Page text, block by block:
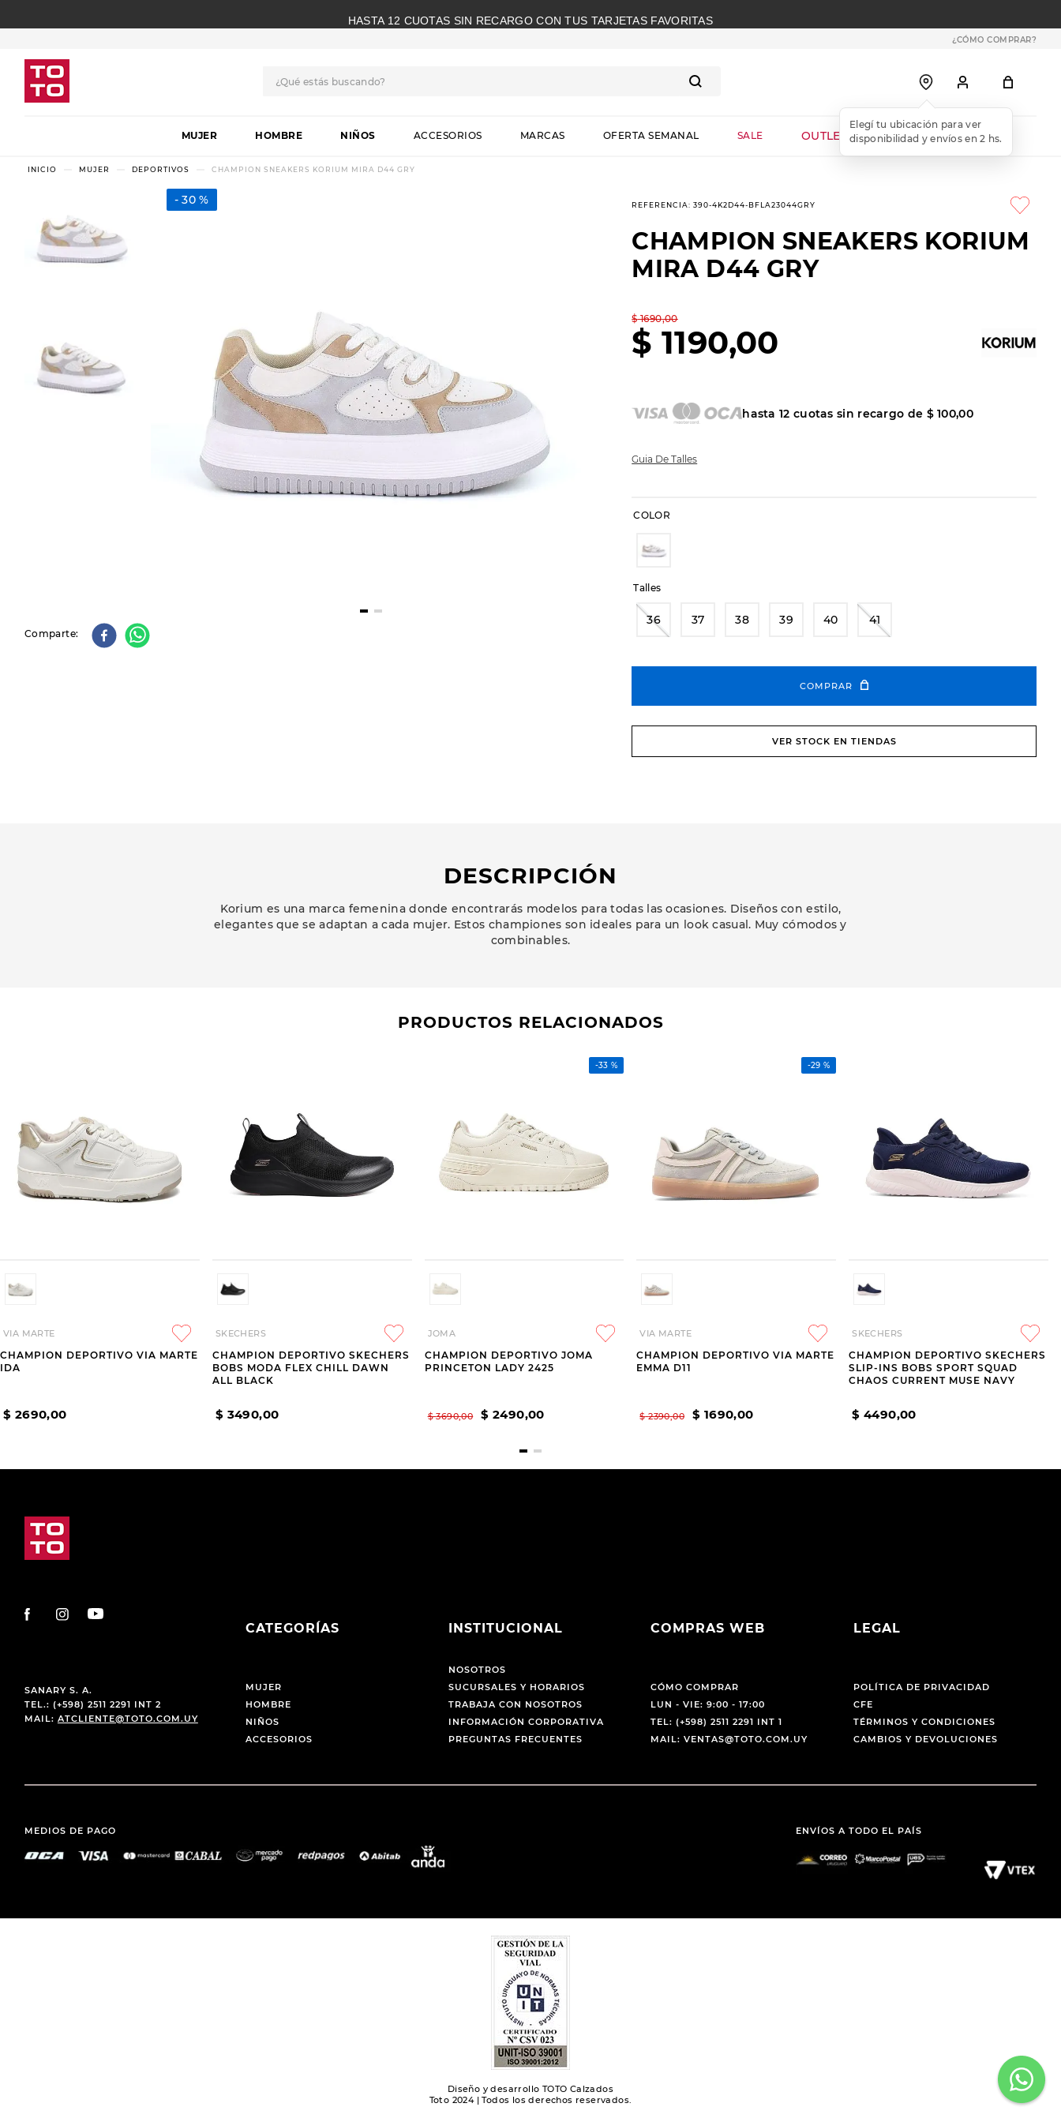
HASTA 12 CUOTAS SIN RECARGO CON TUS TARJETAS FAVORITAS
¿CÓMO COMPRAR?
MUJER HOMBRE NIÑOS ACCESORIOS MARCAS OFERTA SEMANAL SALE OUTLET WEB
MUJER DEPORTIVOS CHAMPION SNEAKERS KORIUM MIRA D44 GRY
30 %
Comparte
REFERENCIA:390-4K2D44-BFLA23044GRY
CHAMPION SNEAKERS KORIUM
MIRA D44 GRY
$ 1690,00
$ 1190,00
hasta12 cuotas sin recargo de $ 100,00
Guia De Talles
COLOR
Talles
36 37 38 39 40 41
COMPRAR
VER STOCK EN TIENDAS
DESCRIPCIÓN
Korium es una marca femenina donde encontrarás modelos para todas las ocasiones. Diseños con estilo,
elegantes que se adaptan a cada mujer. Estos championes son ideales para un look casual. Muy cómodos y
combinables.
PRODUCTOS RELACIONADOS
VIA MARTE
CHAMPION DEPORTIVO VIA MARTE
IDA
$ 2690,00
SKECHERS
CHAMPION DEPORTIVO SKECHERS
BOBS MODA FLEX CHILL DAWN
ALL BLACK
$ 3490,00
-33 %
JOMA
CHAMPION DEPORTIVO JOMA
PRINCETON LADY 2425
$ 3690,00 $ 2490,00
-29 %
VIA MARTE
CHAMPION DEPORTIVO VIA MARTE
EMMA D11
$ 2390,00 $ 1690,00
SKECHERS
CHAMPION DEPORTIVO SKECHERS
SLIP-INS BOBS SPORT SQUAD
CHAOS CURRENT MUSE NAVY
$ 4490,00
SANARY S. A.
TEL.: (+598) 2511 2291 INT 2
MAIL: ATCLIENTE@TOTO.COM.UY
CATEGORÍAS
MUJER
HOMBRE
NIÑOS
ACCESORIOS
INSTITUCIONAL
NOSOTROS
SUCURSALES Y HORARIOS
TRABAJA CON NOSOTROS
INFORMACIÓN CORPORATIVA
PREGUNTAS FRECUENTES
COMPRAS WEB
CÓMO COMPRAR
LUN - VIE: 9:00 - 17:00
TEL: (+598) 2511 2291 INT 1
MAIL: VENTAS@TOTO.COM.UY
LEGAL
POLÍTICA DE PRIVACIDAD
CFE
TÉRMINOS Y CONDICIONES
CAMBIOS Y DEVOLUCIONES
MEDIOS DE PAGO ENVÍOS A TODO EL PAÍS
Diseño y desarrollo TOTO Calzados
Toto 2024 | Todos los derechos reservados.
1.
botas
.
skechers
3.
hitec
slip-ins
10. botas dama